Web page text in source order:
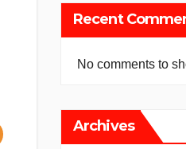
Recent
No comments to
Archives